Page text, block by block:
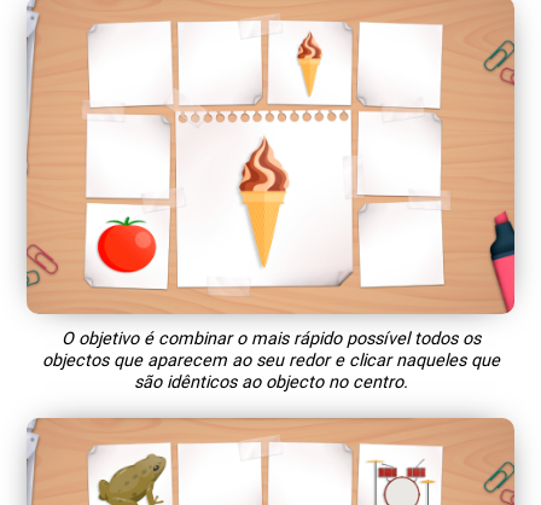
O objetivo é combinar o mais rápido possível todos os
objectos que aparecem ao seu redor e clicar naqueles que
são idênticos ao objecto no centro.